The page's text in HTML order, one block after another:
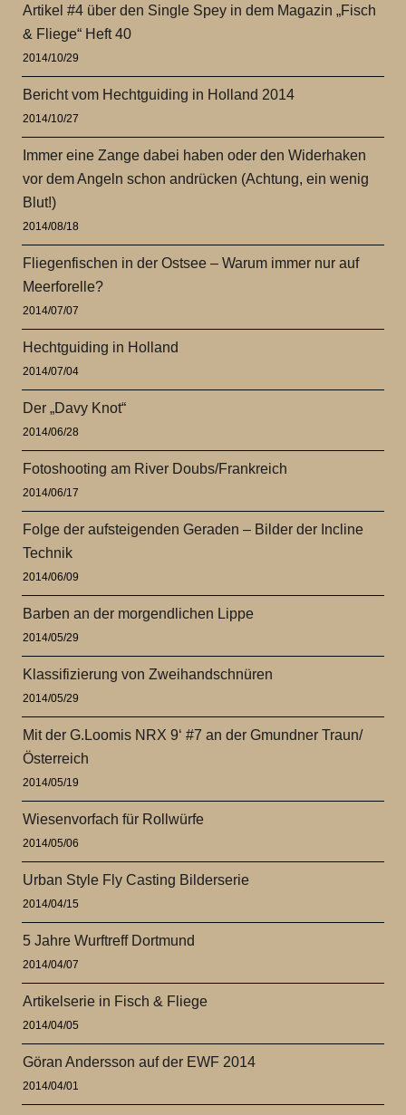
Artikel #4 über den Single Spey in dem Magazin „Fisch
& Fliege“ Heft 40
2014/10/29
Bericht vom Hechtguiding in Holland 2014
2014/10/27
Immer eine Zange dabei haben oder den Widerhaken
vor dem Angeln schon andrücken (Achtung, ein wenig
Blut!)
2014/08/18
Fliegenfischen in der Ostsee – Warum immer nur auf
Meerforelle?
2014/07/07
Hechtguiding in Holland
2014/07/04
Der „Davy Knot“
2014/06/28
Fotoshooting am River Doubs/Frankreich
2014/06/17
Folge der aufsteigenden Geraden – Bilder der Incline
Technik
2014/06/09
Barben an der morgendlichen Lippe
2014/05/29
Klassifizierung von Zweihandschnüren
2014/05/29
Mit der G.Loomis NRX 9‘ #7 an der Gmundner Traun/
Österreich
2014/05/19
Wiesenvorfach für Rollwürfe
2014/05/06
Urban Style Fly Casting Bilderserie
2014/04/15
5 Jahre Wurftreff Dortmund
2014/04/07
Artikelserie in Fisch & Fliege
2014/04/05
Göran Andersson auf der EWF 2014
2014/04/01